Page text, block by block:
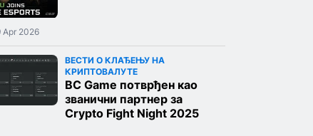
Apr 2026
ВЕСТИ О КЛАЂЕЊУ НА
КРИПТОВАЛУТЕ
BC Game потврђен као
званични партнер за
Crypto Fight Night 2025